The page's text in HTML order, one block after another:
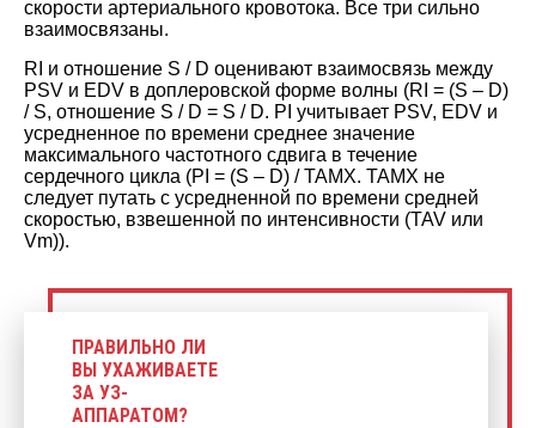
скорости артериального кровотока. Все три сильно
взаимосвязаны.
RI и отношение S / D оценивают взаимосвязь между
PSV и EDV в доплеровской форме волны (RI = (S – D)
/ S, отношение S / D = S / D. PI учитывает PSV, EDV и
усредненное по времени среднее значение
максимального частотного сдвига в течение
сердечного цикла (PI = (S – D) / TAMX. TAMX не
следует путать с усредненной по времени средней
скоростью, взвешенной по интенсивности (TAV или
Vm)).
ПРАВИЛЬНО ЛИ
ВЫ УХАЖИВАЕТЕ
ЗА УЗ-
АППАРАТОМ?